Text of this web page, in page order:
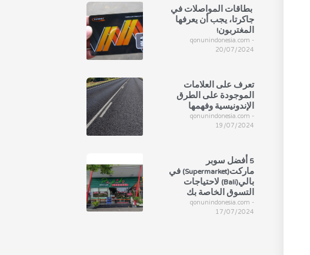
بطاقات المواصلات في
جاكرتا، يجب أن يعرفها
المغتربون!
qonunindonesia.com
20/07/2024
تعرف على العلامات
الموجودة على الطرق
الإندونيسية وفهمها
qonunindonesia.com
19/07/2024
5 أفضل سوبر
ماركت(Supermarket) في
بالي(Bali) لاحتياجات
التسوق الخاصة بك
qonunindonesia.com
17/07/2024